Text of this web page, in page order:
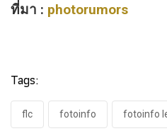
ที่มา : photorumors
Tags:
flc fotoinfo fotoinfo​